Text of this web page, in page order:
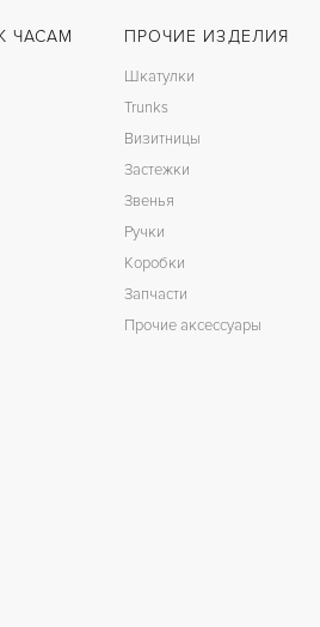
ЧАСАМ ПРОЧИЕ ИЗДЕЛИЯ
Шкатулки
Trunks
Визитницы
Застежки
Звенья
Ручки
Коробки
Запчасти
Прочие аксессуары